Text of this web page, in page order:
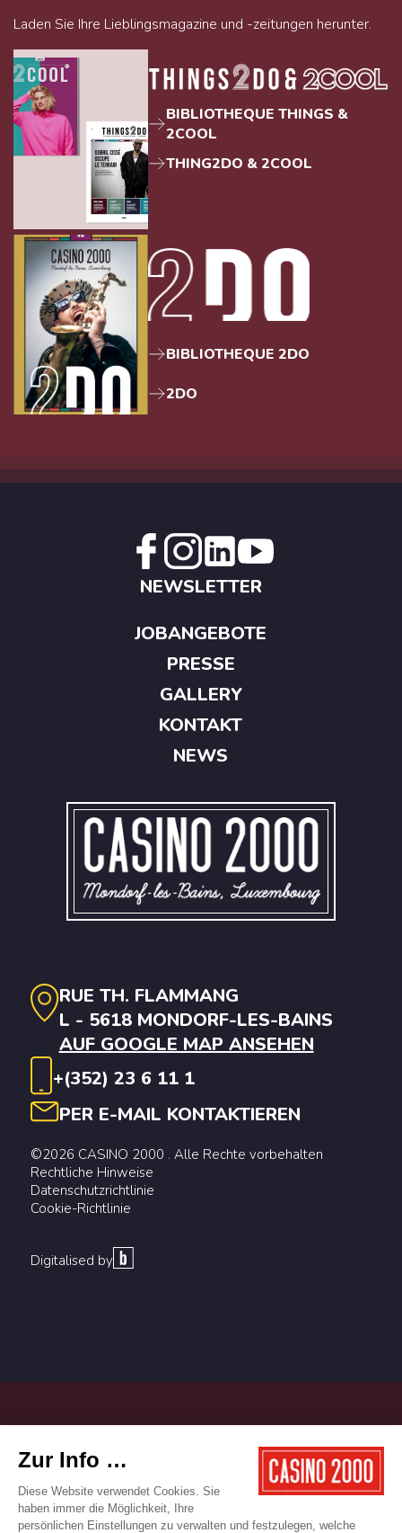
Laden Sie Ihre Lieblingsmagazine und -zeitungen herunter.
BIBLIOTHEQUE THINGS &
2COOL
THING2DO & 2COOL
BIBLIOTHEQUE 2DO
2DO
RUE TH. FLAMMANG
L - 5618 MONDORF-LES-BAINS
AUF GOOGLE MAP ANSEHEN
+(352) 23 6 11 1
PER E-MAIL KONTAKTIEREN
©2026 CASINO 2000 . Alle Rechte vorbehalten
Rechtliche Hinweise
Datenschutzrichtlinie
Cookie-Richtlinie
Digitalised by
NEWSLETTER
JOBANGEBOTE
PRESSE
GALLERY
KONTAKT
NEWS